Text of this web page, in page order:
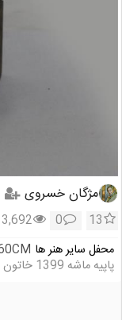
مژگان خسروی
13
0
محفل سایر هنر ها
پاپیه ماشه 1399 خاتون های من مژگان خسروی